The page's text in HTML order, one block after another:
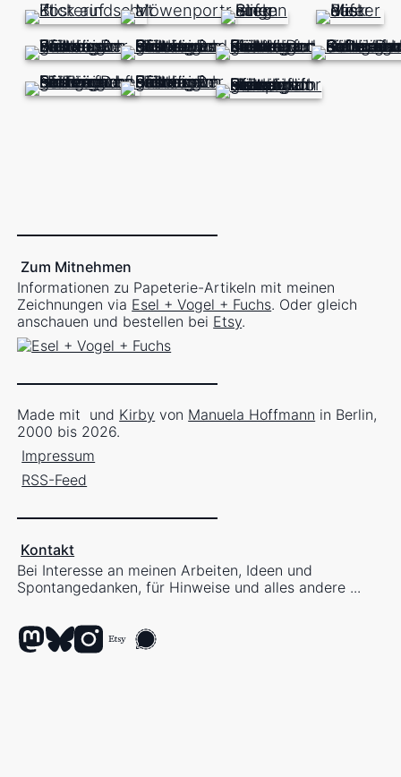
Zum Mitnehmen
Informationen zu Papeterie-Artikeln mit meinen
Zeichnungen via Esel + Vogel + Fuchs. Oder gleich
anschauen und bestellen bei Etsy.
Made mit und Kirby von Manuela Hoffmann in Berlin,
2000 bis 2026.
Impressum
RSS-Feed
Kontakt
Bei Interesse an meinen Arbeiten, Ideen und
Spontangedanken, für Hinweise und alles andere ...